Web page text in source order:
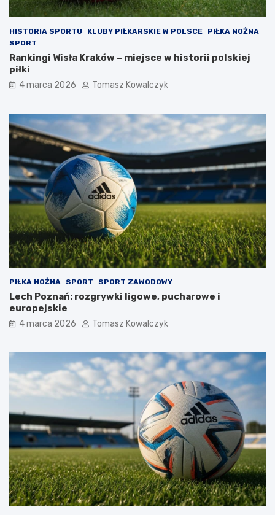
HISTORIA SPORTU KLUBY PIŁKARSKIE W POLSCE
PIŁKA NOŻNA
SPORT
Rankingi Wisła Kraków – miejsce w historii polskiej
piłki
4 marca 2026 Tomasz Kowalczyk
PIŁKA NOŻNA SPORT SPORT ZAWODOWY
Lech Poznań: rozgrywki ligowe, pucharowe i
europejskie
4 marca 2026 Tomasz Kowalczyk